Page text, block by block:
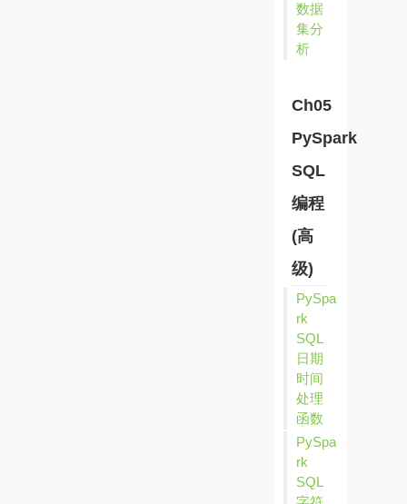
数据
集分
析
Ch05
PySpark
SQL
编程
(高
级)
PySpa
rk
SQL
日期
时间
处理
函数
PySpa
rk
SQL